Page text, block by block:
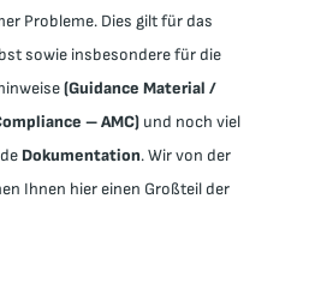
Probleme. Dies gilt für das
sowie insbesondere für die
(Guidance Material /
– AMC) und noch viel
Dokumentation. Wir von der
Ihnen hier einen Großteil der